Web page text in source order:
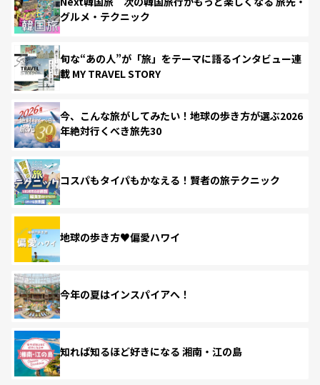
グルメ・テクニック
旬な“あの人”が「旅」をテーマに語るインタビュー連
載 MY TRAVEL STORY
今、こんな旅がしてみたい！地球の歩き方が選ぶ2026
年絶対行くべき旅先30
コスパもタイパもかなえる！賢者の旅テクニック
地球の歩き方♥偏愛ハワイ
今年の夏はインスパイアへ！
知れば知るほど好きになる 湘南・江の島